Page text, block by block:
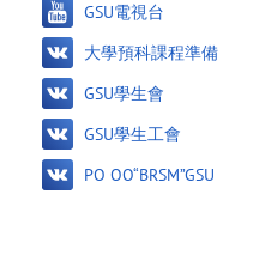
GSU電視台
大學預科課程準備
GSU學生會
GSU學生工會
PO OO“BRSM”GSU